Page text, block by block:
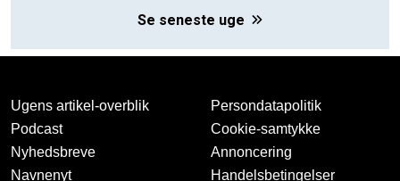
Se seneste uge
Ugens artikel-overblik
Podcast
Nyhedsbreve
Navnenyt
Persondatapolitik
Cookie-samtykke
Annoncering
Handelsbetingelser